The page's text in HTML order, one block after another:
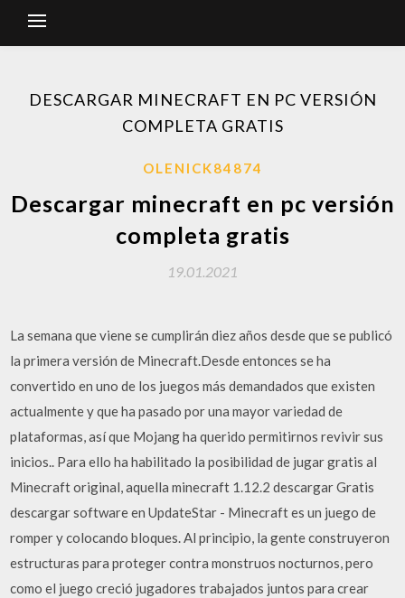
DESCARGAR MINECRAFT EN PC VERSIÓN
COMPLETA GRATIS
OLENICK84874
Descargar minecraft en pc versión
completa gratis
19.01.2021
La semana que viene se cumplirán diez años desde que se publicó
la primera versión de Minecraft.Desde entonces se ha
convertido en uno de los juegos más demandados que existen
actualmente y que ha pasado por una mayor variedad de
plataformas, así que Mojang ha querido permitirnos revivir sus
inicios.. Para ello ha habilitado la posibilidad de jugar gratis al
Minecraft original, aquella minecraft 1.12.2 descargar Gratis
descargar software en UpdateStar - Minecraft es un juego de
romper y colocando bloques. Al principio, la gente construyeron
estructuras para proteger contra monstruos nocturnos, pero
como el juego creció jugadores trabajados juntos para crear